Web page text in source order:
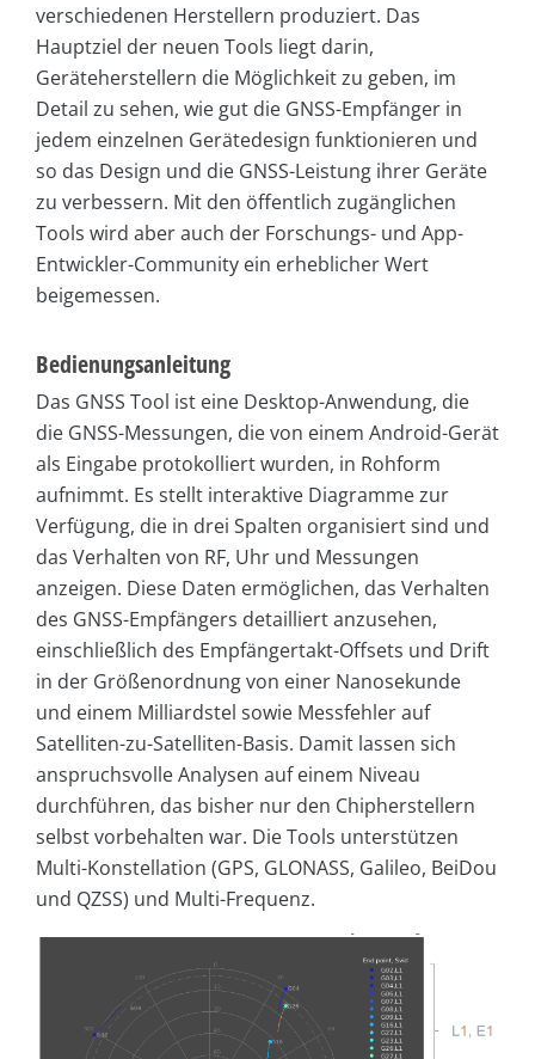
verschiedenen Herstellern produziert. Das
Hauptziel der neuen Tools liegt darin,
Geräteherstellern die Möglichkeit zu geben, im
Detail zu sehen, wie gut die GNSS-Empfänger in
jedem einzelnen Gerätedesign funktionieren und
so das Design und die GNSS-Leistung ihrer Geräte
zu verbessern. Mit den öffentlich zugänglichen
Tools wird aber auch der Forschungs- und App-
Entwickler-Community ein erheblicher Wert
beigemessen.
Bedienungsanleitung
Das GNSS Tool ist eine Desktop-Anwendung, die
die GNSS-Messungen, die von einem Android-Gerät
als Eingabe protokolliert wurden, in Rohform
aufnimmt. Es stellt interaktive Diagramme zur
Verfügung, die in drei Spalten organisiert sind und
das Verhalten von RF, Uhr und Messungen
anzeigen. Diese Daten ermöglichen, das Verhalten
des GNSS-Empfängers detailliert anzusehen,
einschließlich des Empfängertakt-Offsets und Drift
in der Größenordnung von einer Nanosekunde
und einem Milliardstel sowie Messfehler auf
Satelliten-zu-Satelliten-Basis. Damit lassen sich
anspruchsvolle Analysen auf einem Niveau
durchführen, das bisher nur den Chipherstellern
selbst vorbehalten war. Die Tools unterstützen
Multi-Konstellation (GPS, GLONASS, Galileo, BeiDou
und QZSS) und Multi-Frequenz.